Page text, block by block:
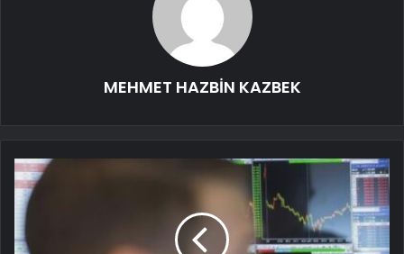
MEHMET HAZBİN KAZBEK